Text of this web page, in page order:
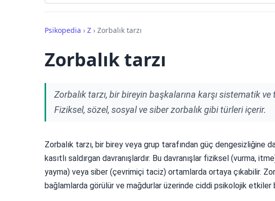
Psikopedia › Z › Zorbalık tarzı
Zorbalık tarzı
Zorbalık tarzı, bir bireyin başkalarına karşı sistematik
Fiziksel, sözel, sosyal ve siber zorbalık gibi türleri içerir.
Zorbalık tarzı, bir birey veya grup tarafından güç dengesizliğine
kasıtlı saldırgan davranışlardır. Bu davranışlar fiziksel (vurma,
yayma) veya siber (çevrimiçi taciz) ortamlarda ortaya çıkabilir.
bağlamlarda görülür ve mağdurlar üzerinde ciddi psikolojik etkiler